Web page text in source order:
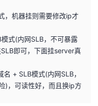
，机器挂则需要修改ip才
式(内网SLB，不可暴露
即可，下面挂server真
+ SLB模式(内网SLB，
)，可读性好，而且换ip方